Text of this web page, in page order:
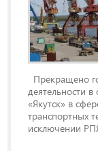
Прекращено
деятельности
«Якутск» в
транспортных
исключении